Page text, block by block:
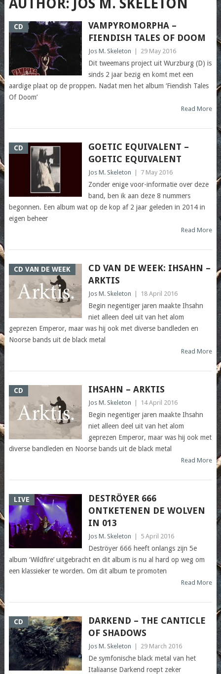
AUTHOR: JOS M. SKELETON
CD
VAMPYROMORPHA –
FIENDISH TALES OF DOOM
Jos M. Skeleton 29 May 2016
Dit tweemans project uit Wurzburg (D) is
sinds 2 jaar bezig en komt met een
aardige plaat op de proppen. Nadat men het album ‘Fiendish Tales
Of Doom’
Read More
CD
GOETIC EQUIVALENT –
GOETIC EQUIVALENT
Jos M. Skeleton 7 May 2016
Zonder enige voor-informatie over deze
band, ben ik aan deze 8 nummers
begonnen. Een album wat op de kop af 2 jaar geleden in 2014 in
eigen beheer
Read More
CD VAN DE WEEK
CD VAN DE WEEK: IHSAHN –
ARKTIS
Jos M. Skeleton 18 April 2016
Begin negentiger jaren maakte Ihsahn
niet alleen deel uit van het alom
geprezen Emperor, maar was hij ook met diverse bandleden en
Noorse bands uit de black metal
Read More
CD IHSAHN – ARKTIS
Jos M. Skeleton 14 April 2016
Begin negentiger jaren maakte Ihsahn
niet alleen deel uit van het alom
geprezen Emperor, maar was hij ook met
diverse bandleden en Noorse bands uit de black metal
Read More
LIVE
DESTRÖYER 666
ONTKETENEN DE WOLVEN
IN 013
Jos M. Skeleton 5 April 2016
Deströyer 666 heeft onlangs zijn 5e
album ‘Wildfire’ uitgebracht en dit album is nu al hard op weg om
een klassieker te worden. Om dit album te promoten
Read More
CD
DARKEND – THE CANTICLE
OF SHADOWS
Jos M. Skeleton 29 March 2016
De symfonische black metal van het
Italiaanse Darkend roept zeker